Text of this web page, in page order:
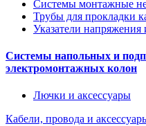
Системы монтажные
Трубы для прокладки
Указатели напряжения
Системы напольных и
электромонтажных колон
Лючки и аксессуары
Кабели, провода и